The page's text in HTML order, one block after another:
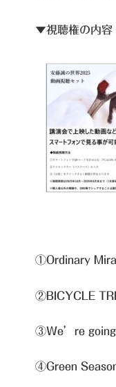
▼視聴権の内
①Ordinary
②BICYCLE
③We’re going
④Green